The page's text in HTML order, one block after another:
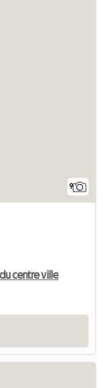
centre ville